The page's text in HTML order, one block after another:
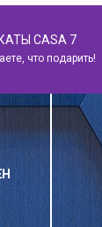
CASA 7
что подарить!